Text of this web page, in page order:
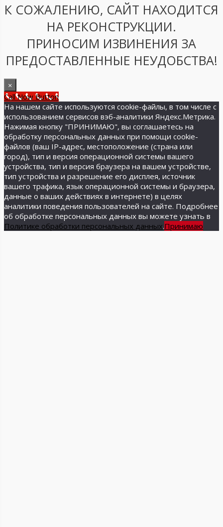
К СОЖАЛЕНИЮ, САЙТ НАХОДИТСЯ
НА РЕКОНСТРУКЦИИ.
ПРИНОСИМ ИЗВИНЕНИЯ ЗА
ПРЕДОСТАВЛЕННЫЕ НЕУДОБСТВА!
×
Call Now Button
На нашем сайте используются cookie-файлы, в том числе с
использованием сервисов вэб-аналитики Яндекс.Метрика.
Нажимая кнопку "ПРИНИМАЮ", вы соглашаетесь на
обработку персональных данных при помощи cookie-
файлов (ваш IP-адрес, местоположение (страна или
город), тип и версия операционной системы вашего
устройства, тип и версия браузера на вашем устройстве,
тип устройства и разрешение его дисплея, источник
вашего трафика, язык операционной системы и браузера,
данные о ваших действиях в интернете) в целях
аналитики поведения пользователей на сайте. Подробнее
об обработке персональных данных вы можете узнать в
Политике обработки персональных данных.Принимаю